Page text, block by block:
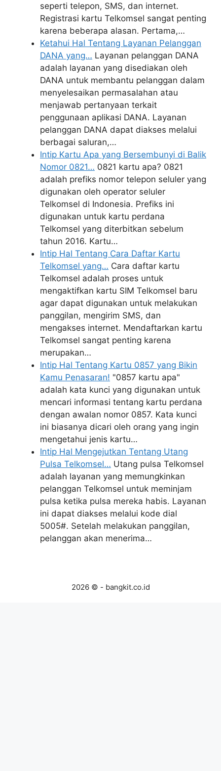
seperti telepon, SMS, dan internet.
Registrasi kartu Telkomsel sangat penting
karena beberapa alasan. Pertama,…
Ketahui Hal Tentang Layanan Pelanggan
DANA yang… Layanan pelanggan DANA
adalah layanan yang disediakan oleh
DANA untuk membantu pelanggan dalam
menyelesaikan permasalahan atau
menjawab pertanyaan terkait
penggunaan aplikasi DANA. Layanan
pelanggan DANA dapat diakses melalui
berbagai saluran,…
Intip Kartu Apa yang Bersembunyi di Balik
Nomor 0821… 0821 kartu apa? 0821
adalah prefiks nomor telepon seluler yang
digunakan oleh operator seluler
Telkomsel di Indonesia. Prefiks ini
digunakan untuk kartu perdana
Telkomsel yang diterbitkan sebelum
tahun 2016. Kartu…
Intip Hal Tentang Cara Daftar Kartu
Telkomsel yang… Cara daftar kartu
Telkomsel adalah proses untuk
mengaktifkan kartu SIM Telkomsel baru
agar dapat digunakan untuk melakukan
panggilan, mengirim SMS, dan
mengakses internet. Mendaftarkan kartu
Telkomsel sangat penting karena
merupakan…
Intip Hal Tentang Kartu 0857 yang Bikin
Kamu Penasaran! "0857 kartu apa"
adalah kata kunci yang digunakan untuk
mencari informasi tentang kartu perdana
dengan awalan nomor 0857. Kata kunci
ini biasanya dicari oleh orang yang ingin
mengetahui jenis kartu…
Intip Hal Mengejutkan Tentang Utang
Pulsa Telkomsel… Utang pulsa Telkomsel
adalah layanan yang memungkinkan
pelanggan Telkomsel untuk meminjam
pulsa ketika pulsa mereka habis. Layanan
ini dapat diakses melalui kode dial
5005#. Setelah melakukan panggilan,
pelanggan akan menerima…
2026 © - bangkit.co.id